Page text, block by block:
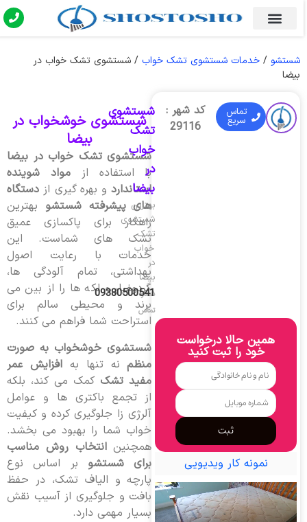
شستشو/ خدمات شستشوی تشک خواب/ شستشوی تشک خواب در
بیضا
شستشوی خوشخواب در
بیضا
شستشوی تشک خواب در بیضا
با استفاده از
مواد شوینده
استانداردو بهره گیری از دستگاه
های پیشرفته شستشوبهترین
راهکار برای پاکسازی عمیق
تشک های شماست. این
خدمات با رعایت اصول
بهداشتی، تمام آلودگی ها،
گردوغبار و لکه ها را از بین می
برند و محیطی سالم برای
استراحت شما فراهم می کنند.
شستشوی خوشخواب به صورت
منظمنه تنها به افزایش عمر
مفید تشککمک می کند، بلکه
از تجمع باکتری ها و عوامل
آلرژی زا جلوگیری کرده و کیفیت
خواب شما را بهبود می بخشد.
همچنین انتخاب روش مناسب
برای شستشوبر اساس نوع
پارچه و الیاف تشک، در حفظ
بافت و جلوگیری از آسیب نقش
بسیار مهمی دارد.
تماس
سریع
کد شهر :
29116
شستشوی
تشک
خواب
در
بیضا
بهترین
شستشوی
تشک
خواب
در
بیضا
شماره
تماس
09380500541
همین حالا درخواست
خود را ثبت کنید
ثبت
نمونه کار ویدیویی